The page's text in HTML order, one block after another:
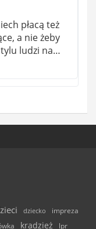
płacą też
a nie żeby
tylu ludzi na…
dziecko
impreza
kradzież lpr